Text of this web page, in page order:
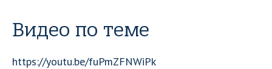
Видео по теме
https://youtu.be/fuPmZFNWiPk